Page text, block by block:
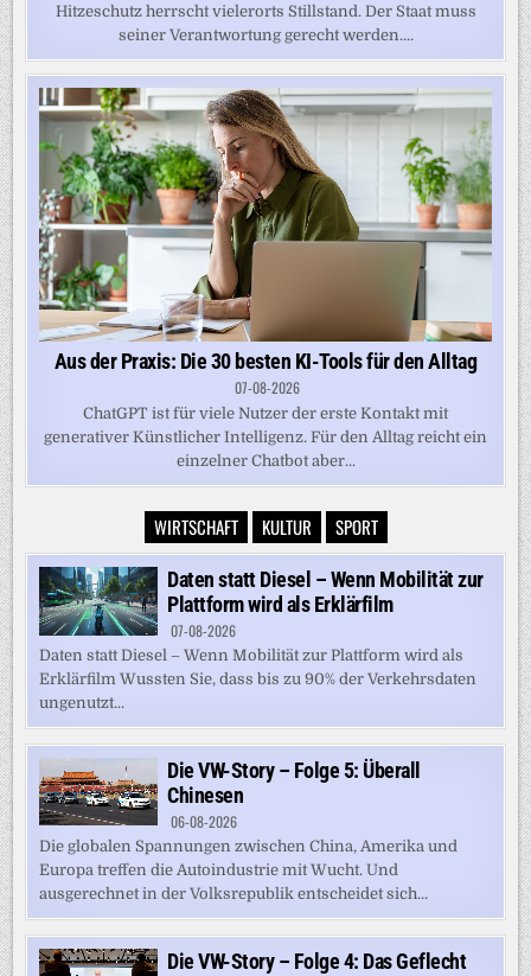
Hitzeschutz herrscht vielerorts Stillstand. Der Staat muss
seiner Verantwortung gerecht werden....
Aus der Praxis: Die 30 besten KI-Tools für den Alltag
07-08-2026
ChatGPT ist für viele Nutzer der erste Kontakt mit
generativer Künstlicher Intelligenz. Für den Alltag reicht ein
einzelner Chatbot aber...
WIRTSCHAFT KULTUR SPORT
Daten statt Diesel – Wenn Mobilität zur
Plattform wird als Erklärfilm
07-08-2026
Daten statt Diesel – Wenn Mobilität zur Plattform wird als
Erklärfilm Wussten Sie, dass bis zu 90% der Verkehrsdaten
ungenutzt...
Die VW-Story – Folge 5: Überall
Chinesen
06-08-2026
Die globalen Spannungen zwischen China, Amerika und
Europa treffen die Autoindustrie mit Wucht. Und
ausgerechnet in der Volksrepublik entscheidet sich...
Die VW-Story – Folge 4: Das Geflecht